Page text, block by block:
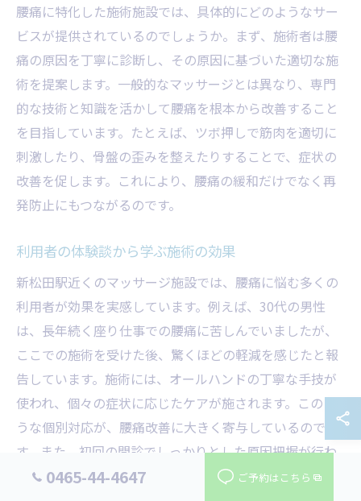
腰痛に特化した施術施設では、具体的にどのようなサー
ビスが提供されているのでしょうか。まず、施術者は腰
痛の原因を丁寧に診断し、その原因に基づいた適切な施
術を提案します。一般的なマッサージとは異なり、専門
的な技術と知識を活かして腰痛を根本から改善すること
を目指しています。たとえば、ツボ押しで筋肉を適切に
刺激したり、骨盤の歪みを整えたりすることで、症状の
改善を促します。これにより、腰痛の緩和だけでなく再
発防止にもつながるのです。
利用者の体験談から学ぶ施術の効果
新松田駅近くのマッサージ施設では、腰痛に悩む多くの
利用者が効果を実感しています。例えば、30代の男性
は、長年続く座り仕事での腰痛に苦しんでいましたが、
ここでの施術を受けた後、驚くほどの軽減を感じたと報
告しています。施術には、オールハンドの丁寧な手技が
使われ、個々の症状に応じたケアが施されます。このよ
うな個別対応が、腰痛改善に大きく寄与しているので
す。また、初回の問診でしっかりとした原因把握が行わ
れるため、再発のリスクが低く抑えられています。この
0465-44-4647 ご予約はこちら